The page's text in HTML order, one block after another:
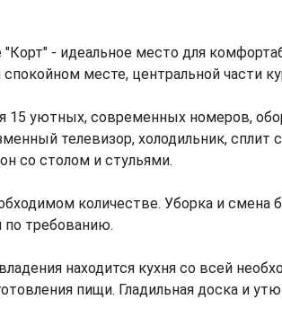
- идеальное место для
месте, центральной части
15 уютных, современных номеров,
телевизор, холодильник, сплит
со столом и стульями.
количестве. Уборка и смена
по требованию.
находится кухня со всей
пищи. Гладильная доска и